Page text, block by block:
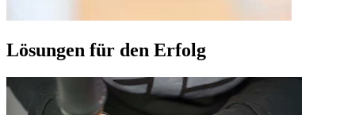
Lösungen für den Erfolg